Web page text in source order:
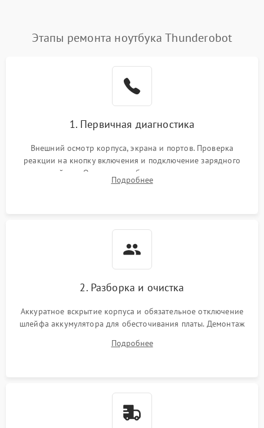
Этапы ремонта ноутбука Thunderobot
1. Первичная диагностика
Внешний осмотр корпуса, экрана и портов. Проверка
реакции на кнопку включения и подключение зарядного
устройства. Оценка потребления тока с помощью
лабораторного блока питания для локализации проблемы.
Подробнее
2. Разборка и очистка
Аккуратное вскрытие корпуса и обязательное отключение
шлейфа аккумулятора для обесточивания платы. Демонтаж
высохшей термопасты с кристаллов чипов.
Подробнее